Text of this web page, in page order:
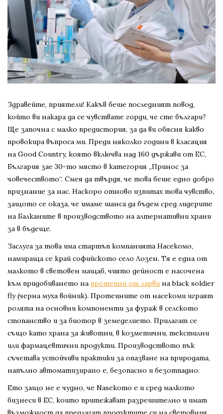
Здравейте, приятели! Какъв беше последният повод,
който ви накара да се чувствате горди, че сте българи?
Ще започна с малко предистория, за да ви обясня какво
провокира въпроса ми. Преди няколко години в класация
на Good Country, която включва над 160 държави от ЕС,
България зае 30-то място в категория „Принос за
човечеството“. Смея да твърдя, че това беше едно добро
признание за нас. Наскоро отново изпитах това чувство,
защото се оказа, че имаме шанса да бъдем сред лидерите
на Балканите в производството на алтернативни храни
за в бъдеще.
Заслуга за това има стартъп компанията Насекомо,
намираща се край софийското село Лозен. Тя е една от
малкото в световен мащаб, чиято дейност е насочена
към придобиването на протеини от ларви на black soldier
fly (черна муха войник). Протеините от насекоми играят
ролята на основни компоненти за фураж в селското
стопанство и за биотор в земеделието. Прилагат се
също като храна за животни, в козметични, текстилни
или фармацевтични продукти. Производството пък
съчетава устойчиви практики за опазване на природата,
напълно автоматизирано е, безопасно и безотпадно.
Ето защо не е чудно, че Nasekomo е и сред малкото
бизнеси в ЕС, които притежават разрешително и имат